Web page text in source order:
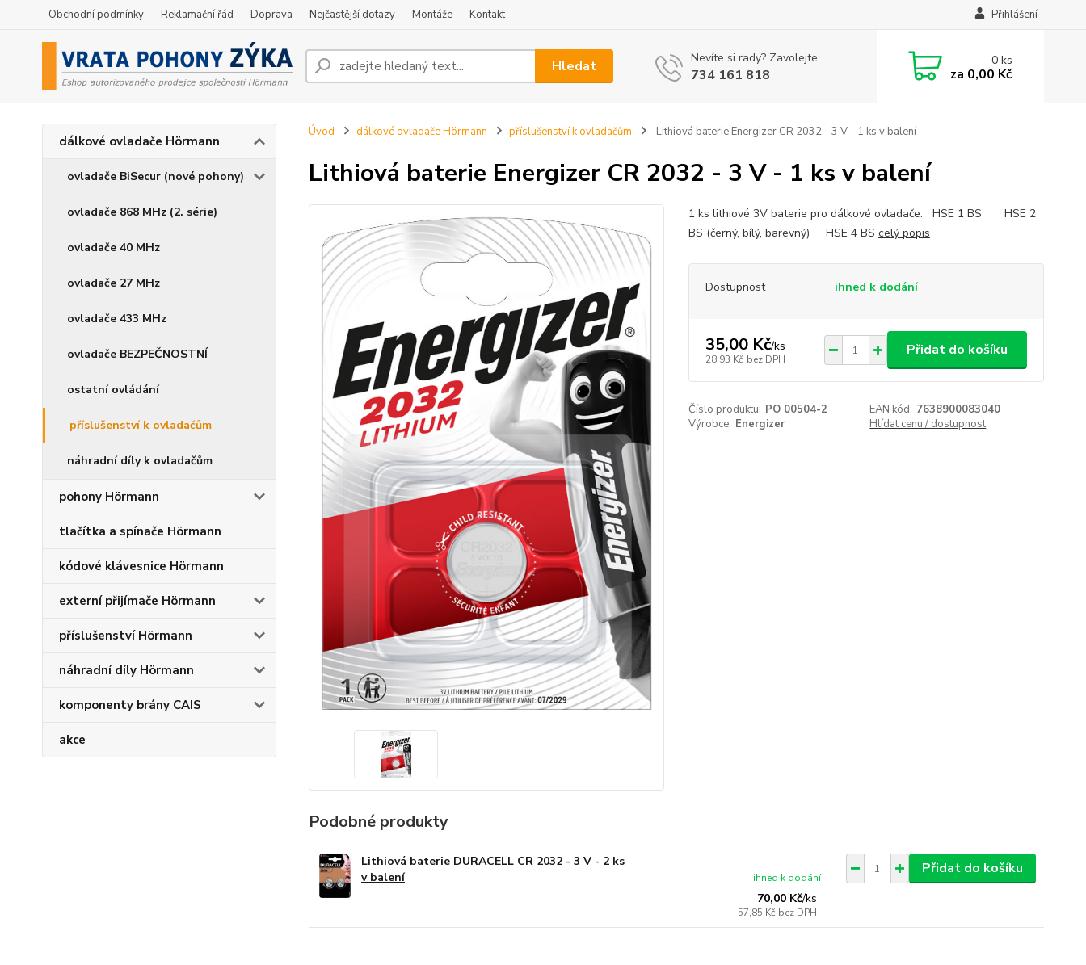
Obchodní podmínky Reklamační řád Doprava Nejčastější dotazy Montáže Kontakt Přihlášení
Hledat Nevíte si rady? Zavolejte.
734 161 818
0ks
za 0,00 Kč
dálkové ovladače Hörmann
ovladače BiSecur (nové pohony)
ovladače 868 MHz (2. série)
ovladače 40 MHz
ovladače 27 MHz
ovladače 433 MHz
ovladače BEZPEČNOSTNÍ
ostatní ovládání
příslušenství k ovladačům
náhradní díly k ovladačům
pohony Hörmann
tlačítka a spínače Hörmann
kódové klávesnice Hörmann
externí přijímače Hörmann
příslušenství Hörmann
náhradní díly Hörmann
komponenty brány CAIS
akce
Úvod dálkové ovladače Hörmann příslušenství k ovladačům Lithiová baterie Energizer CR 2032 - 3 V - 1 ks v balení
Lithiová baterie Energizer CR 2032 - 3 V - 1 ks v balení
1 ks lithiové 3V baterie pro dálkové ovladače: HSE 1 BS HSE 2
BS (černý, bílý, barevný) HSE 4 BS celý popis
Dostupnost ihned k dodání
35,00 Kč/ks
28,93 Kč bez DPH
Přidat do košíku
Číslo produktu: PO 00504-2 EAN kód: 7638900083040
Výrobce: Energizer Hlídat cenu / dostupnost
Podobné produkty
Lithiová baterie DURACELL CR 2032 - 3 V - 2 ks
v balení
70,00 Kč/ks
57,85 Kč bez DPH
ihned k dodání
Přidat do košíku